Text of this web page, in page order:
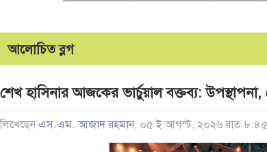
আলোচিত ব্লগ
শেখ হাসিনার আজকের ভার্চুয়াল বক্তব্য: উপস্থাপনা,
লিখেছেন এস.এম. আজাদ রহমান, ০৫ ই আগস্ট, ২০২৬ রাত ৮:৪৫